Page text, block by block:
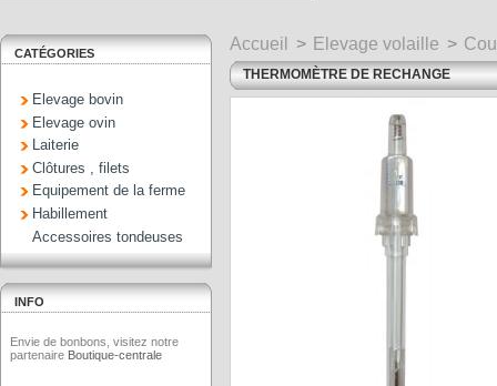
CATÉGORIES
Elevage bovin
Elevage ovin
Laiterie
Clôtures , filets
Equipement de la ferme
Habillement
Accessoires tondeuses
INFO
Envie de bonbons, visitez notre
partenaireBoutique-centrale
Accueil > Elevage volaille >
THERMOMÈTRE DE RECHANGE